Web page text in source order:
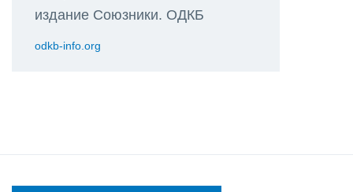
издание Союзники. ОДКБ
odkb-info.org